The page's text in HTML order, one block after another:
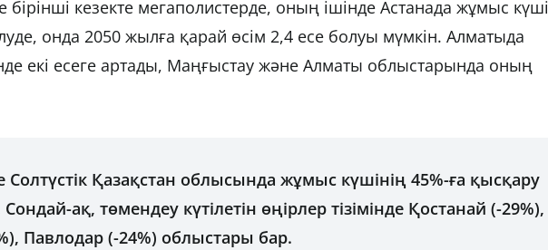
бірінші кезекте мегаполистерде, оның ішінде Астанада жұмыс күші
онда 2050 жылға қарай өсім 2,4 есе болуы мүмкін. Алматыда
екі есеге артады, Маңғыстау және Алматы облыстарында оның
Солтүстік Қазақстан облысында жұмыс күшінің 45%-ға қысқару
Сондай-ақ, төмендеу күтілетін өңірлер тізімінде Қостанай (-29%),
Павлодар (-24%) облыстары бар.